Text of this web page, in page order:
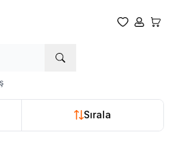
Favorilerim
Hesabım
Sırala